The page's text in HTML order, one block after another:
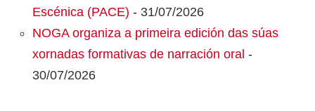
Escénica (PACE) - 31/07/2026
NOGA organiza a primeira edición das súas
xornadas formativas de narración oral -
30/07/2026